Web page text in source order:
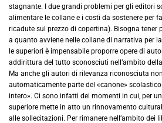
stagnante. I due grandi problemi per gli editori
alimentare le collane e i costi da sostenere per
ricadute sul prezzo di copertina). Bisogna tener
a quanto avviene nelle collane di narrativa per
le superiori è impensabile proporre opere di
addirittura del tutto sconosciuti nell’ambito
Ma anche gli autori di rilevanza riconosciuta
automaticamente parte del «canone»
intero». Ci sono infatti dei momenti in cui, per
superiore mette in atto un rinnovamento
alle sollecitazioni. Per rimanere nell’ambito dei